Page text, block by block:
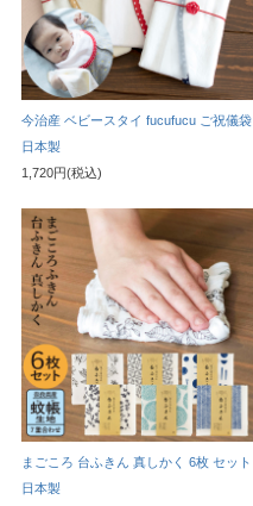
今治産 ベビースタイ fucufucu ご祝儀袋
日本製
1,720円(税込)
まごころ 台ふきん 真しかく 6枚 セット
日本製